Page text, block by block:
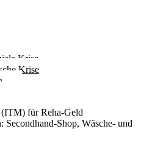
Krise
Krise
für Reha-Geld
Secondhand-Shop, Wäsche- und